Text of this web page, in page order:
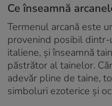
Ce înseamnă
Termenul arcană este
provenind posibil
italiene, și înseamnă
păstrător al tainelor.
adevăr pline de taine,
simboluri ezoterice și